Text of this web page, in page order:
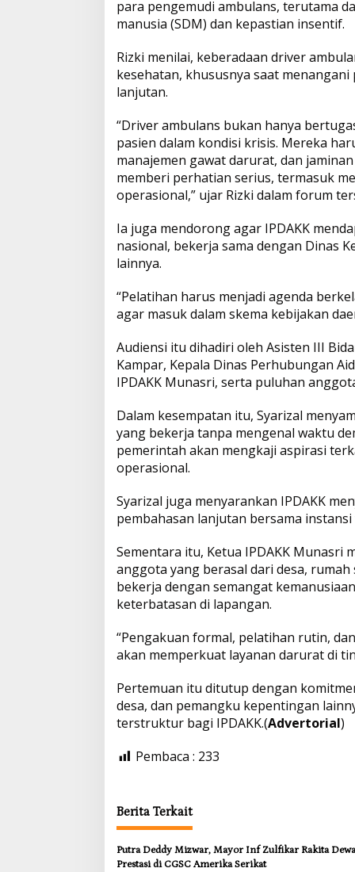
o
i
a
s
D
K
a
m
p
a
A
p
o
k
i
k
para pengemudi ambulans, terutama
manusia (SDM) dan kepastian insentif.
Rizki menilai, keberadaan driver
kesehatan, khususnya saat
lanjutan.
“Driver ambulans bukan hanya
pasien dalam kondisi krisis. Mereka
manajemen gawat darurat, dan
memberi perhatian serius, termasuk
operasional,” ujar Rizki dalam forum
Ia juga mendorong agar IPDAKK
nasional, bekerja sama dengan Dinas
lainnya.
“Pelatihan harus menjadi agenda
agar masuk dalam skema kebijakan
Audiensi itu dihadiri oleh Asisten III
Kampar, Kepala Dinas Perhubungan
IPDAKK Munasri, serta puluhan
Dalam kesempatan itu, Syarizal
yang bekerja tanpa mengenal waktu
pemerintah akan mengkaji aspirasi
operasional.
Syarizal juga menyarankan IPDAKK
pembahasan lanjutan bersama
Sementara itu, Ketua IPDAKK Munasri
anggota yang berasal dari desa,
bekerja dengan semangat
keterbatasan di lapangan.
“Pengakuan formal, pelatihan rutin,
akan memperkuat layanan darurat di
Pertemuan itu ditutup dengan
desa, dan pemangku kepentingan
terstruktur bagi IPDAKK.(Advertorial)
Pembaca : 233
Berita Terkait
Putra Deddy Mizwar, Mayor Inf Zulfikar Rakita
Prestasi di CGSC Amerika Serikat
Menyentuh Kebutuhan Dasar
Obat demi
2026